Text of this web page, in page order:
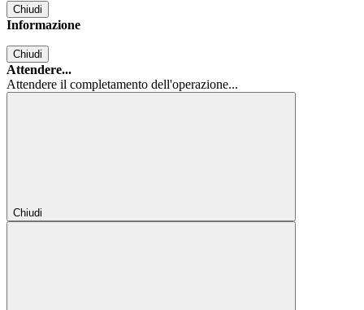
Chiudi
Informazione
Chiudi
Attendere...
Attendere il completamento dell'operazione...
Chiudi